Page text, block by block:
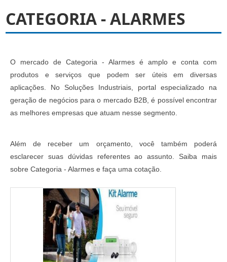
CATEGORIA - ALARMES
O mercado de Categoria - Alarmes é amplo e conta com
produtos e serviços que podem ser úteis em diversas
aplicações. No Soluções Industriais, portal especializado na
geração de negócios para o mercado B2B, é possível encontrar
as melhores empresas que atuam nesse segmento.
Além de receber um orçamento, você também poderá
esclarecer suas dúvidas referentes ao assunto. Saiba mais
sobre Categoria - Alarmes e faça uma cotação.